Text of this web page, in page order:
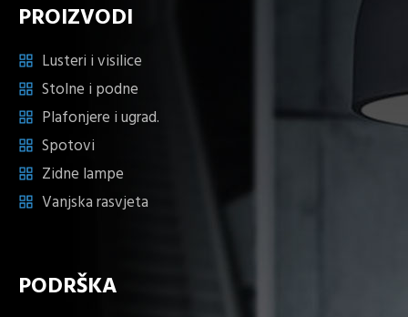
PROIZVODI
Lusteri i visilice
Stolne i podne
Plafonjere i ugrad.
Spotovi
Zidne lampe
Vanjska rasvjeta
PODRŠKA